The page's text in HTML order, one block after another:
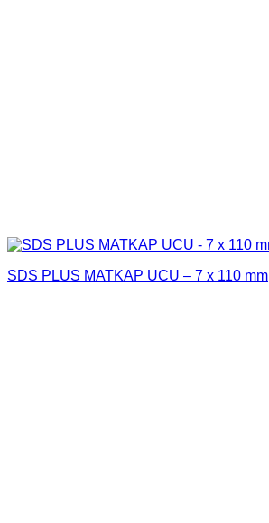
SDS PLUS MATKAP UCU – 7 x 110 mm